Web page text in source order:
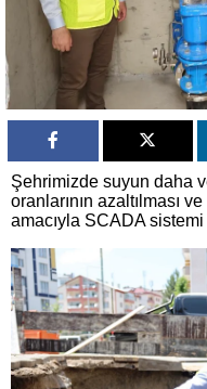
Şehrimizde suyun daha
oranlarının azaltılması
amacıyla SCADA